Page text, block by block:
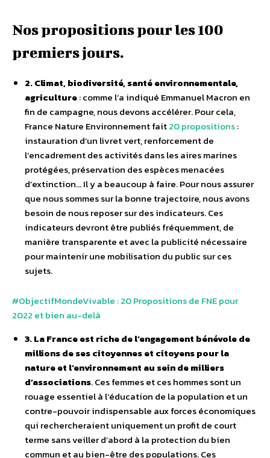
Nos propositions pour les 100
premiers jours.
2. Climat, biodiversité, santé environnementale,
agriculture: comme l’a indiqué Emmanuel Macron en
fin de campagne, nous devons accélérer. Pour cela,
France Nature Environnement fait20 propositions:
instauration d’un livret vert, renforcement de
l’encadrement des activités dans les aires marines
protégées, préservation des espèces menacées
d’extinction… Il y a beaucoup à faire. Pour nous assurer
que nous sommes sur la bonne trajectoire, nous avons
besoin de nous reposer sur des indicateurs. Ces
indicateurs devront être publiés fréquemment, de
manière transparente et avec la publicité nécessaire
pour maintenir une mobilisation du public sur ces
sujets.
#ObjectifMondeVivable : 20 Propositions de FNE pour
2022 et bien au-delà
3. La France est riche de l’engagement bénévole de
millions de ses citoyennes et citoyens pour la
nature et l’environnement au sein de milliers
d’associations. Ces femmes et ces hommes sont un
rouage essentiel à l’éducation de la population et un
contre-pouvoir indispensable aux forces économiques
qui rechercheraient uniquement un profit de court
terme sans veiller d’abord à la protection du bien
commun et au bien-être des populations. Ces